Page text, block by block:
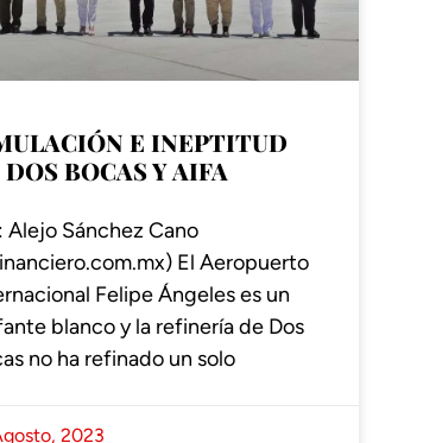
E INEPTITUD
BOCAS Y AIFA
Alejo Sánchez Cano
El Aeropuerto
Felipe Ángeles es un
blanco y la refinería de Dos
no ha refinado un solo
2023